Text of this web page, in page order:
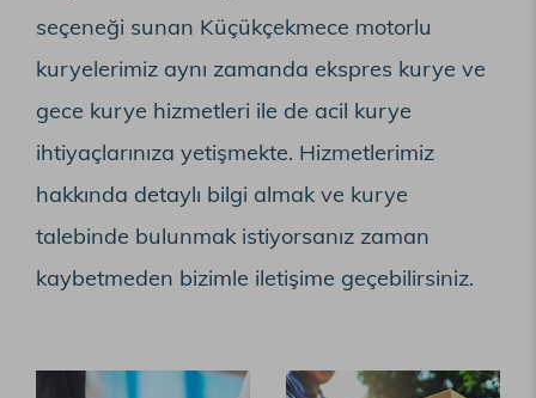
seçeneği sunan Küçükçekmece motorlu
kuryelerimiz aynı zamanda ekspres kurye ve
gece kurye hizmetleri ile de acil kurye
ihtiyaçlarınıza yetişmekte. Hizmetlerimiz
hakkında detaylı bilgi almak ve kurye
talebinde bulunmak istiyorsanız zaman
kaybetmeden bizimle iletişime geçebilirsiniz.